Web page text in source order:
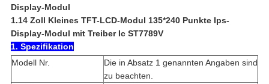
Display-Modul
1.14 Zoll Kleines TFT-LCD-Modul 135*240 Punkte Ips-
Display-Modul mit Treiber Ic ST7789V
1. Spezifikation
Modell Nr.
Die in Absatz 1 genannten Angaben sind
zu beachten.